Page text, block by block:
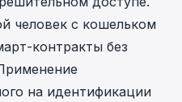
человек с кошельком
контракты без
на идентификации